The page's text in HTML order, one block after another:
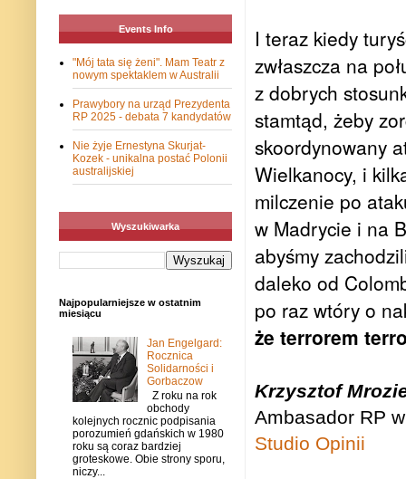
I teraz kiedy
zwłaszcza na
z dobrych
stamtąd, żeby
skoordynowany
Wielkanocy, i
milczenie po
w Madrycie i na
abyśmy
daleko od
po raz wtóry o
że terrorem
Krzysztof
Ambasador RP
Studio Opinii
Events Info
"Mój tata się żeni". Mam Teatr z
nowym spektaklem w Australii
Prawybory na urząd Prezydenta
RP 2025 - debata 7 kandydatów
Nie żyje Ernestyna Skurjat-
Kozek - unikalna postać Polonii
australijskiej
Wyszukiwarka
Najpopularniejsze w ostatnim
miesiącu
Jan Engelgard:
Rocznica
Solidarności i
Gorbaczow
Z roku na rok
obchody
kolejnych rocznic podpisania
porozumień gdańskich w 1980
roku są coraz bardziej
groteskowe. Obie strony sporu,
niczy...